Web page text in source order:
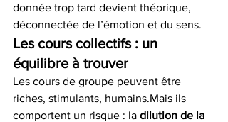
donnée trop tard devient théorique,
déconnectée de l’émotion et du sens.
Les cours collectifs : un
équilibre à trouver
Les cours de groupe peuvent être
riches, stimulants, humains.Mais ils
comportent un risque : la dilution de la